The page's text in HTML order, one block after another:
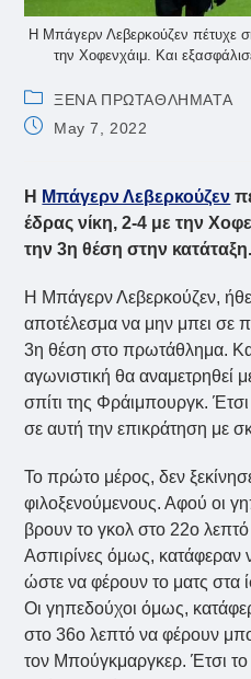
Η Μπάγερν Λεβερκούζεν πέτυχε
την Χοφενχάιμ. Και
Post
category:
ΞΕΝΑ ΠΡΩΤΑΘΛΗΜΑΤΑ
PostMay 7, 2022
Η Μπάγερν Λεβερκούζεν
έδρας νίκη, 2-4 με την
την 3η θέση στην κατάταξη.
Η Μπάγερν Λεβερκούζεν,
αποτέλεσμα να μην μπει σε
3η θέση στο πρωτάθλημα.
αγωνιστική θα αναμετρηθεί
σπίτι της Φράιμπουργκ. Έτσι
σε αυτή την επικράτηση με
Το πρώτο μέρος, δεν
φιλοξενούμενους. Αφού οι
βρουν το γκολ στο 22ο
Ασπιρίνες όμως, κατάφεραν
ώστε να φέρουν το ματς στα
Οι γηπεδούχοι όμως,
στο 36ο λεπτό να φέρουν
τον Μπούγκμαργκερ. Έτσι